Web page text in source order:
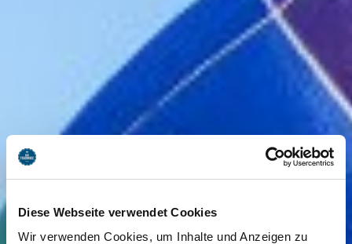
Diese Webseite verwendet Cookies
Wir verwenden Cookies, um Inhalte und Anzeigen zu